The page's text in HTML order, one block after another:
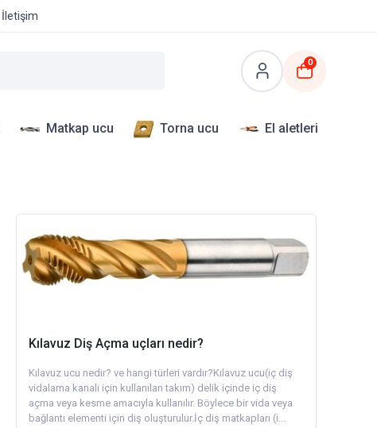
İletişim
0
Matkap ucu Torna ucu El aletleri
Kılavuz Diş Açma uçları nedir?
Kılavuz ucu nedir? ve hangi türleri vardır?Kılavuz ucu(iç diş
vidalama kanalı için kullanılan takım) delik içinde iç diş
açma veya kesme amacıyla kullanılır. Böylece bir vida veya
bağlantı elementi için diş oluşturulur.İç diş matkapları (i...